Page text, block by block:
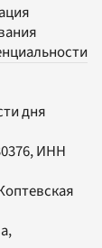
дня
ИНН
,